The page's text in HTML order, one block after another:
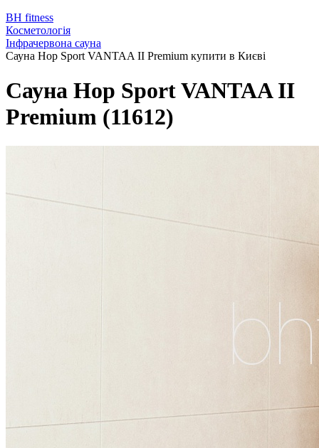
BH fitness
Косметологія
Інфрачервона сауна
Сауна Hop Sport VANTAA II Premium купити в Києві
Сауна Hop Sport VANTAA II
Premium (11612)